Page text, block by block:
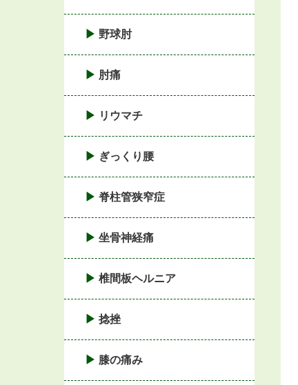
野球肘
肘痛
リウマチ
ぎっくり腰
脊柱管狭窄症
坐骨神経痛
椎間板ヘルニア
捻挫
膝の痛み